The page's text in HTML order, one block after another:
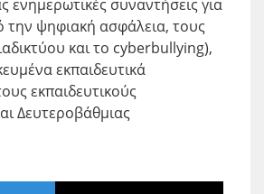
ενημερωτικές συναντήσεις για
την ψηφιακή ασφάλεια, τους
και το cyberbullying),
εκπαιδευτικά
εκπαιδευτικούς
Δευτεροβάθμιας